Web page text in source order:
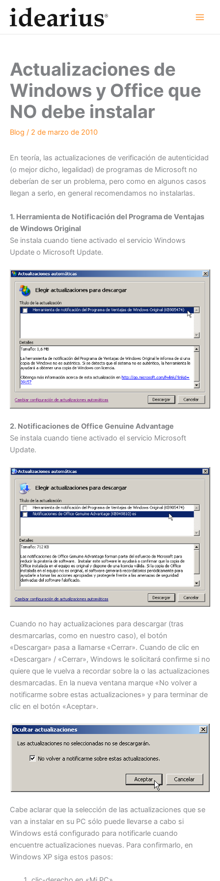
contenido
Actualizaciones de
Windows y Office que
NO debe instalar
Blog / 2 de marzo de 2010
En teoría, las actualizaciones de verificación de autenticidad
(o mejor dicho, legalidad) de programas de Microsoft no
deberían de ser un problema, pero como en algunos casos
llegan a serlo, en general recomendamos no instalarlas.
1. Herramienta de Notificación del Programa de Ventajas
de Windows Original
Se instala cuando tiene activado el servicio Windows
Update o Microsoft Update.
2. Notificaciones de Office Genuine Advantage
Se instala cuando tiene activado el servicio Microsoft
Update.
Cuando no hay actualizaciones para descargar (tras
desmarcarlas, como en nuestro caso), el botón
«Descargar» pasa a llamarse «Cerrar». Cuando de clic en
«Descargar» / «Cerrar», Windows le solicitará confirme si no
quiere que le vuelva a recordar sobre la o las actualizaciones
desmarcadas. En la nueva ventana marque «No volver a
notificarme sobre estas actualizaciones» y para terminar de
clic en el botón «Aceptar».
Cabe aclarar que la selección de las actualizaciones que se
van a instalar en su PC sólo puede llevarse a cabo si
Windows está configurado para notificarle cuando
encuentre actualizaciones nuevas. Para confirmarlo, en
Windows XP siga estos pasos: